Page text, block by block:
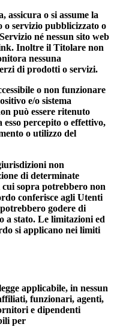
assicura o si assume la
o servizio pubblicizzato o
né nessun sito web
Inoltre il Titolare non
nessuna
di prodotti o servizi.
o non funzionare
e/o sistema
può essere ritenuto
esso percepito o effettivo,
o utilizzo del
non
di determinate
sopra potrebbero non
conferisce agli Utenti
godere di
a stato. Le limitazioni ed
si applicano nei limiti
applicabile, in nessun
funzionari, agenti,
e dipendenti
per